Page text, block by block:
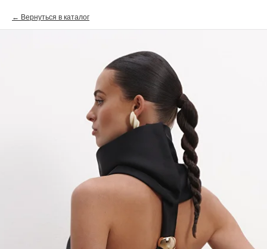
Вернуться в каталог